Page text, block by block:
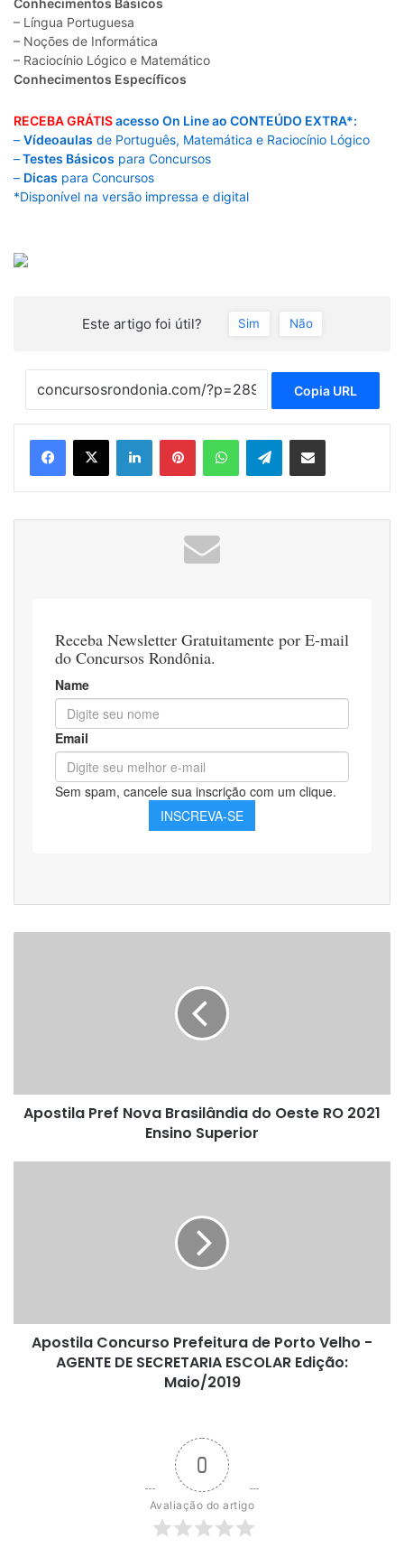
– Língua Portuguesa
– Noções de Informática
– Raciocínio Lógico e Matemático
Conhecimentos Específicos
RECEBA GRÁTISacesso On Line ao CONTEÚDO EXTRA*:
– Vídeoaulas de Português, Matemática e Raciocínio Lógico
–Testes Básicos para Concursos
– Dicas para Concursos
*Disponível na versão impressa e digital
Este artigo foi útil? Sim Não
Copia URL
LinkedinPinterestWhatsAppTelegramCompartilhar via e-mail
Ensino
Superior
Apostila Pref Nova Brasilândia do Oeste RO 2021
Ensino Superior
DE
SECRETARIA
ESCOLAR
Apostila Concurso Prefeitura de Porto Velho -
AGENTE DE SECRETARIA ESCOLAR Edição:
Maio/2019
0
Avaliação do artigo